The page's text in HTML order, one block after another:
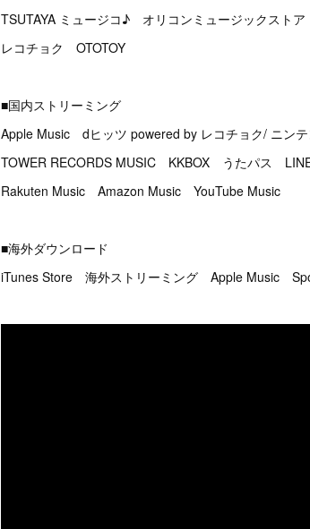
TSUTAYA ミュージコ♪ オリコンミュージックスト
レコチョク OTOTOY
■国内ストリーミング
Apple Music dヒッツ powered by レコチョク/ ニンテ
TOWER RECORDS MUSIC KKBOX うたパス
Rakuten Music Amazon Music YouTube Music
■海外ダウンロード
iTunes Store 海外ストリーミング Apple Music